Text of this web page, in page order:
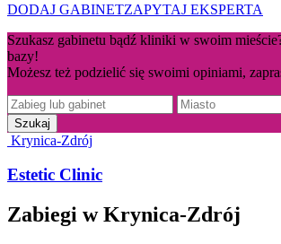
DODAJ GABINETZAPYTAJ EKSPERTA
Szukasz gabinetu bądź kliniki w swoim
bazy!
Możesz też podzielić się swoimi opiniami,
Krynica-Zdrój
Estetic Clinic
Zabiegi w Krynica-Zdrój